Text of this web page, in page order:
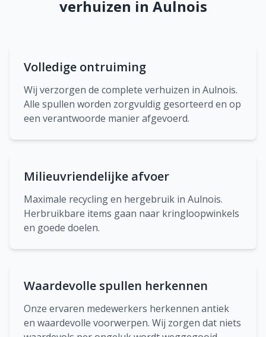
verhuizen in Aulnois
Volledige ontruiming
Wij verzorgen de complete verhuizen in Aulnois.
Alle spullen worden zorgvuldig gesorteerd en op
een verantwoorde manier afgevoerd.
Milieuvriendelijke afvoer
Maximale recycling en hergebruik in Aulnois.
Herbruikbare items gaan naar kringloopwinkels
en goede doelen.
Waardevolle spullen herkennen
Onze ervaren medewerkers herkennen antiek
en waardevolle voorwerpen. Wij zorgen dat niets